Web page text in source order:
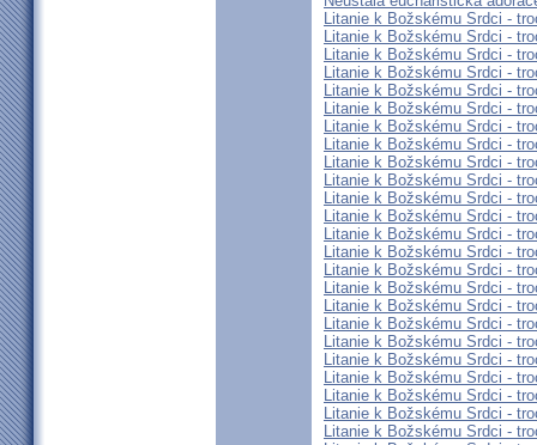
Litanie k Božskému Srdci -
Litanie k Božskému Srdci -
Litanie k Božskému Srdci -
Litanie k Božskému Srdci -
Litanie k Božskému Srdci -
Litanie k Božskému Srdci -
Litanie k Božskému Srdci -
Litanie k Božskému Srdci -
Litanie k Božskému Srdci -
Litanie k Božskému Srdci -
Litanie k Božskému Srdci -
Litanie k Božskému Srdci -
Litanie k Božskému Srdci -
Litanie k Božskému Srdci -
Litanie k Božskému Srdci -
Litanie k Božskému Srdci -
Litanie k Božskému Srdci -
Litanie k Božskému Srdci -
Litanie k Božskému Srdci -
Litanie k Božskému Srdci -
Litanie k Božskému Srdci -
Litanie k Božskému Srdci -
Litanie k Božskému Srdci -
Litanie k Božskému Srdci -